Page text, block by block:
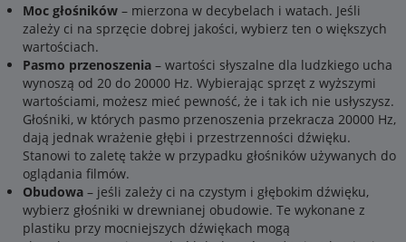
Moc głośników – mierzona w decybelach i watach. Jeśli
zależy ci na sprzęcie dobrej jakości, wybierz ten o większych
wartościach.
Pasmo przenoszenia – wartości słyszalne dla ludzkiego ucha
wynoszą od 20 do 20000 Hz. Wybierając sprzęt z wyższymi
wartościami, możesz mieć pewność, że i tak ich nie usłyszysz.
Głośniki, w których pasmo przenoszenia przekracza 20000 Hz,
dają jednak wrażenie głębi i przestrzenności dźwięku.
Stanowi to zaletę także w przypadku głośników używanych do
oglądania filmów.
Obudowa – jeśli zależy ci na czystym i głębokim dźwięku,
wybierz głośniki w drewnianej obudowie. Te wykonane z
plastiku przy mocniejszych dźwiękach mogą